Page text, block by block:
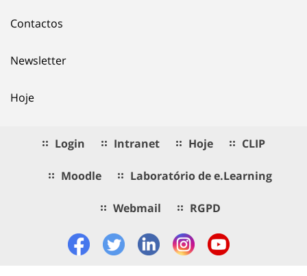
Contactos
Newsletter
Hoje
Login Intranet Hoje CLIP
Moodle Laboratório de e.Learning
Webmail RGPD